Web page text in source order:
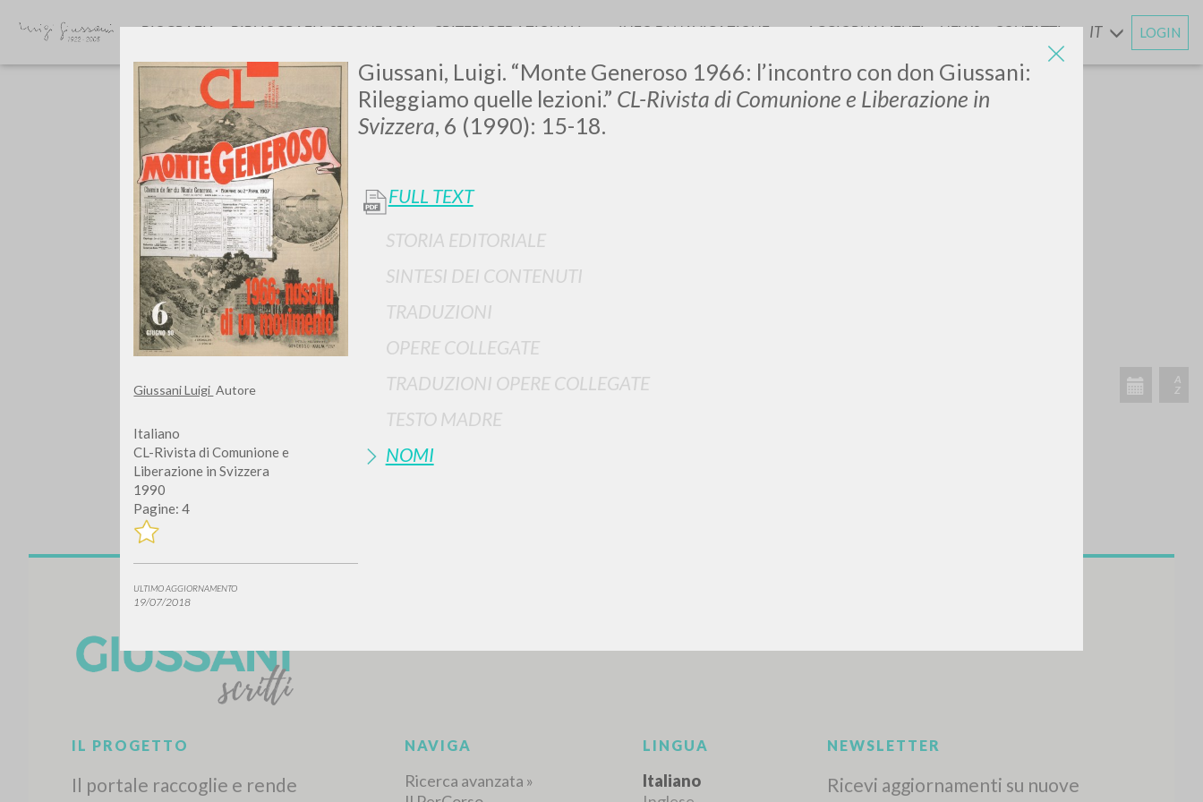
Giussani Luigi Autore
Italiano
CL-Rivista di Comunione e
Liberazione in Svizzera
1990
Pagine: 4
ULTIMO AGGIORNAMENTO
19/07/2018
Giussani, Luigi. “Monte Generoso 1966: l’incontro con don Giussani:
Rileggiamo quelle lezioni.” CL-Rivista di Comunione e Liberazione in
Svizzera, 6 (1990): 15-18.
FULL TEXT
STORIA EDITORIALE
SINTESI DEI CONTENUTI
TRADUZIONI
OPERE COLLEGATE
TRADUZIONI OPERE COLLEGATE
TESTO MADRE
NOMI
LUIGI
GIUSSANI
scritti
BIOGRAFIA BIBLIOGRAFIA SECONDARIA CRITERI REDAZIONALI INFO DI NAVIGAZIONE AGGIORNAMENTIENEWS CONTATTI IT LOGIN
TIPOLOGIA OPERA